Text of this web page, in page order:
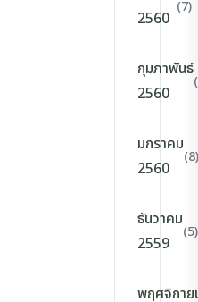
2560
(7)
กุมภาพันธ์
2560
มกราคม
2560
(8)
ธันวาคม
2559
(5)
พฤศจิกาย